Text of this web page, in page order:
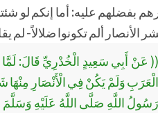
بفضلهم عليه: أما إنكم لو
الأنصار ألم تكونوا ضلالاً- لم
(( عَنْ أَبِي سَعِيدٍ الْخُدْرِيِّ قَالَ:
الْعَرَبِ وَلَمْ يَكُنْ فِي الْأَنْصَارِ
رَسُولُ اللَّهِ صَلَّى اللَّهُ عَلَيْهِ